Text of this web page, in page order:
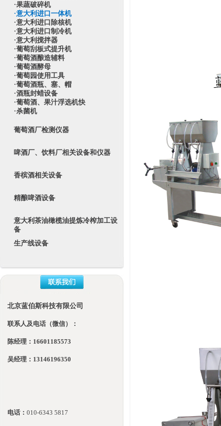
·果蔬破碎机
·意大利进口一体机
·意大利进口除核机
·意大利进口制冷机
·意大利搅拌器
·葡萄刮板式提升机
·葡萄酒酿造辅料
·葡萄酒酵母
·葡萄园使用工具
·葡萄酒瓶、塞、帽
·酒瓶封蜡设备
·葡萄酒、果汁浮选机快
·杀菌机
葡萄酒厂检测仪器
啤酒厂、饮料厂相关设备和仪器
香槟酒相关设备
精酿啤酒设备
意大利茶油橄榄油提炼冷榨加工设
备
生产线设备
北京蓝伯斯科技有限公司
联系人及电话（微信）：
陈经理：16601185573
吴经理：13146196350
电话： 010-6343 5817